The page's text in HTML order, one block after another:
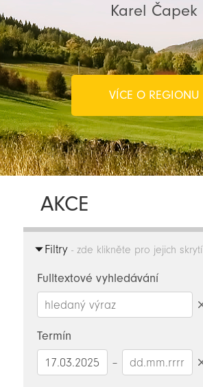
Karel Čapek
VÍCE O REGIONU
AKCE
Filtry- zde klikněte pro jejich skrytí
Fulltextové vyhledávání
Termín
–